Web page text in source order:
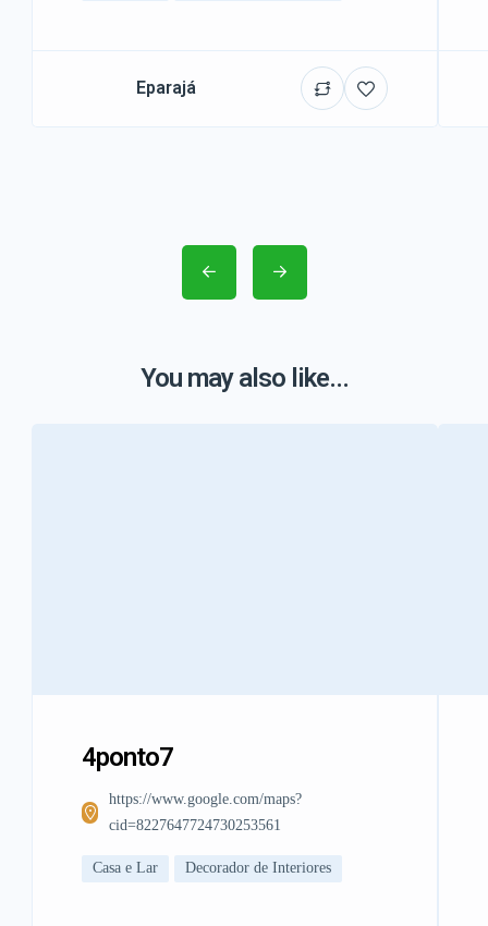
Eparajá
You may also like...
4ponto7
https://www.google.com/maps?
cid=8227647724730253561
Casa e Lar Decorador de Interiores